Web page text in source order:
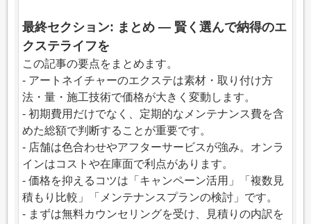
最終セクション: まとめ — 賢く選んで納得のエ
クステライフを
この記事の要点をまとめます。
- アートネイチャーのエクステは素材・取り付け方
法・量・施工技術で価格が大きく変動します。
- 初期費用だけでなく、定期的なメンテナンス費を含
めた総額で判断することが重要です。
- 店舗は色合わせやアフターサービスが強み。オンラ
インはコストや在庫面で利点があります。
- 価格を抑えるコツは「キャンペーン活用」「複数見
積もり比較」「メンテナンスプランの検討」です。
- まずは無料カウンセリングを受け、見積りの内訳を